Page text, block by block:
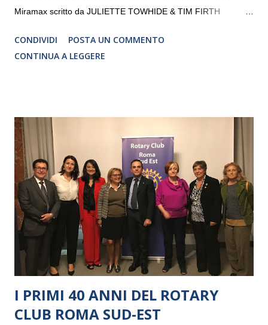
Miramax scritto da JULIETTE TOWHIDE & TIM FIRTH
CRISTINA PEZZOLI
CONDIVIDI
POSTA UN COMMENTO
CONTINUA A LEGGERE
I PRIMI 40 ANNI DEL ROTARY
CLUB ROMA SUD-EST